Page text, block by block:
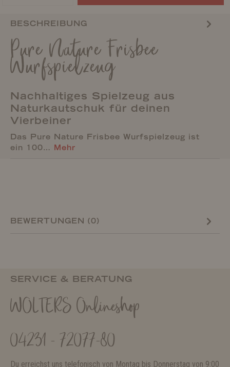
BESCHREIBUNG
Pure Nature Frisbee
Wurfspielzeug
Nachhaltiges Spielzeug aus
Naturkautschuk für deinen
Vierbeiner
Das Pure Nature Frisbee Wurfspielzeug ist
ein 100… Mehr
BEWERTUNGEN (0)
SERVICE & BERATUNG
WOLTERS Onlineshop
04231 - 72077-80
Du erreichst uns telefonisch von Montag bis Donnerstag von 9:00